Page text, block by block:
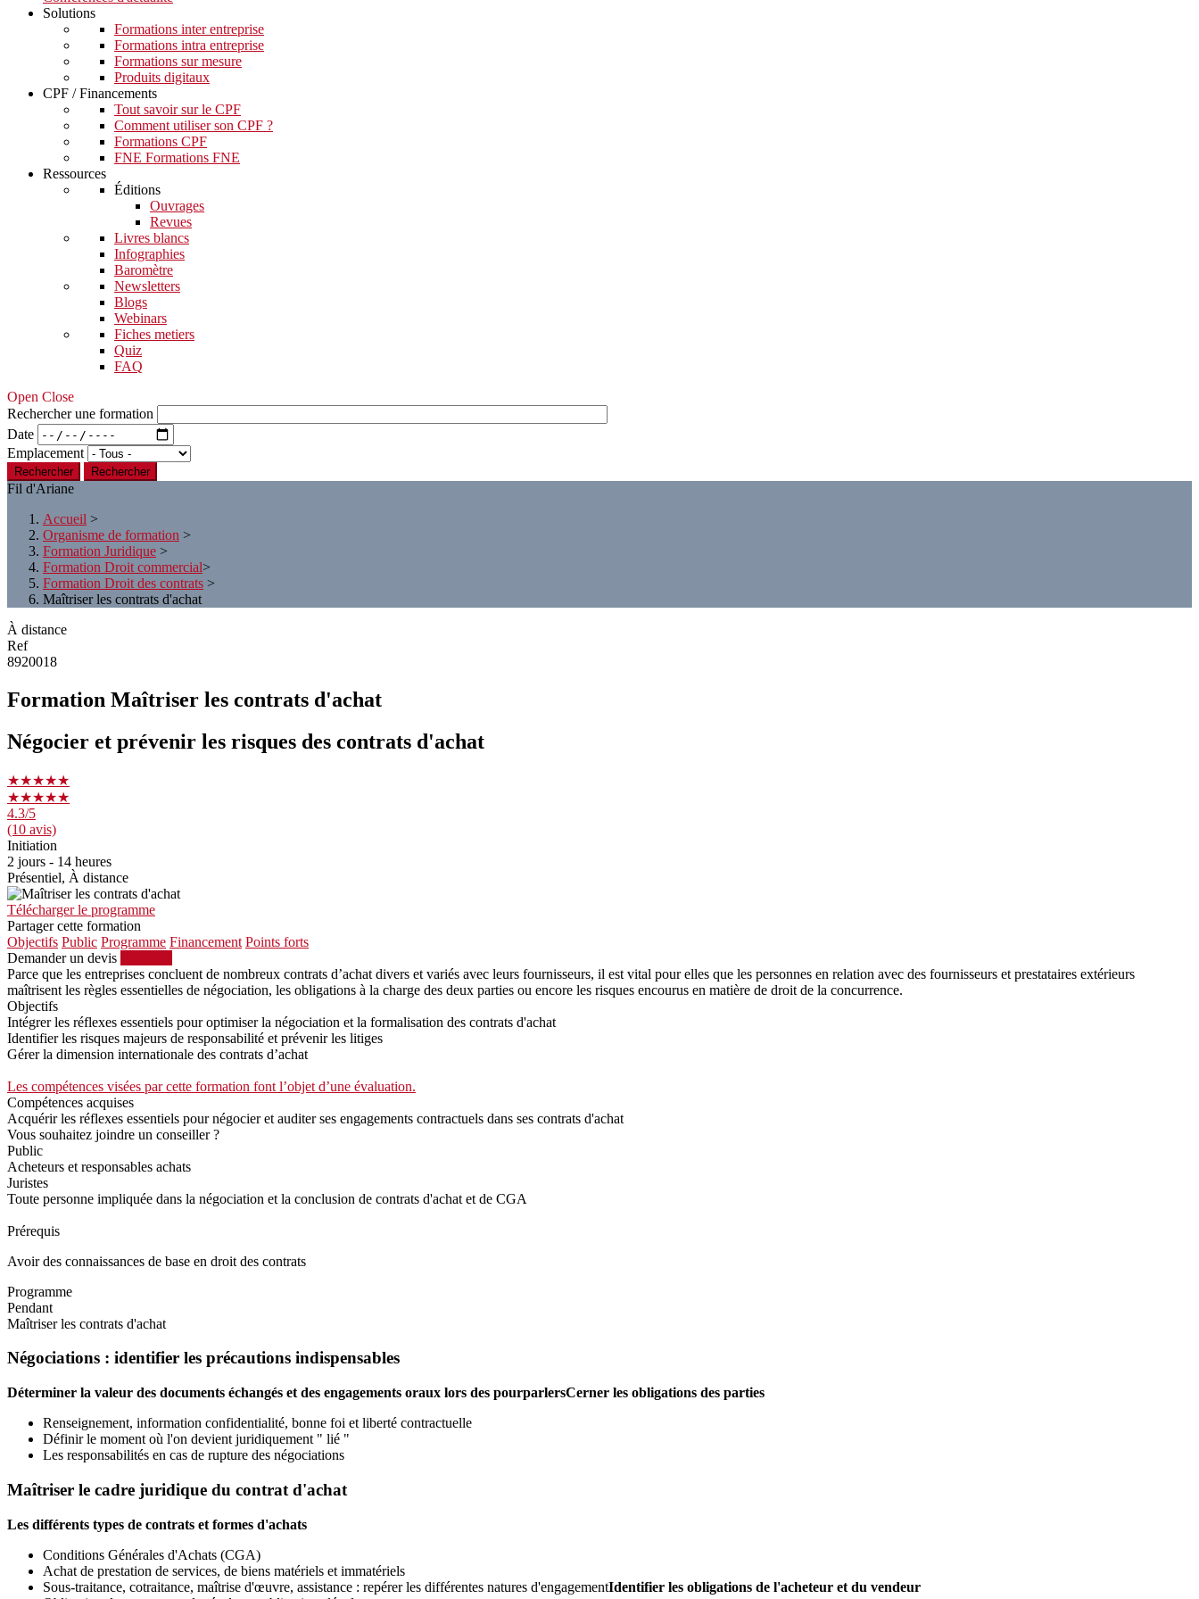
Solutions
Formations inter entreprise
Formations intra entreprise
Formations sur mesure
Produits digitaux
CPF / Financements
Tout savoir sur le CPF
Comment utiliser son CPF ?
Formations CPF
FNE Formations FNE
Ressources
Éditions
Ouvrages
Revues
Livres blancs
Infographies
Baromètre
Newsletters
Blogs
Webinars
Fiches metiers
Quiz
FAQ
Open Close
Rechercher une formation
Date
Emplacement
Rechercher
Fil d'Ariane
Accueil >
Organisme de formation >
Formation Juridique >
Formation Droit commercial​>
Formation Droit des contrats >
Maîtriser les contrats d'achat
À distance
Ref
8920018
Formation Maîtriser les contrats d'achat
Négocier et prévenir les risques des contrats d'achat
★★★★★
★★★★★
4.3/5
(10 avis)
Initiation
2 jours - 14 heures
Présentiel, À distance
Télécharger le programme
Partager cette formation
Objectifs Public Programme Financement Points forts
Demander un devis
Parce que les entreprises concluent de nombreux contrats d’achat divers et variés avec leurs fournisseurs, il est vital pour elles que les personnes en relation avec des fournisseurs et prestataires extérieurs
maîtrisent les règles essentielles de négociation, les obligations à la charge des deux parties ou encore les risques encourus en matière de droit de la concurrence.
Objectifs
Intégrer les réflexes essentiels pour optimiser la négociation et la formalisation des contrats d'achat
Identifier les risques majeurs de responsabilité et prévenir les litiges
Gérer la dimension internationale des contrats d’achat
Les compétences visées par cette formation font l’objet d’une évaluation.
Compétences acquises
Acquérir les réflexes essentiels pour négocier et auditer ses engagements contractuels dans ses contrats d'achat
Vous souhaitez joindre un conseiller ?
Public
Acheteurs et responsables achats
Juristes
Toute personne impliquée dans la négociation et la conclusion de contrats d'achat et de CGA
Prérequis
Avoir des connaissances de base en droit des contrats
Programme
Pendant
Maîtriser les contrats d'achat
Négociations : identifier les précautions indispensables
Déterminer la valeur des documents échangés et des engagements oraux lors des pourparlersCerner les obligations des parties
Renseignement, information confidentialité, bonne foi et liberté contractuelle
Définir le moment où l'on devient juridiquement " lié "
Les responsabilités en cas de rupture des négociations
Maîtriser le cadre juridique du contrat d'achat
Les différents types de contrats et formes d'achats
Conditions Générales d'Achats (CGA)
Achat de prestation de services, de biens matériels et immatériels
Sous-traitance, cotraitance, maîtrise d'œuvre, assistance : repérer les différentes natures d'engagementIdentifier les obligations de l'acheteur et du vendeur